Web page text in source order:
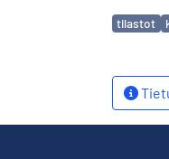
tilastot